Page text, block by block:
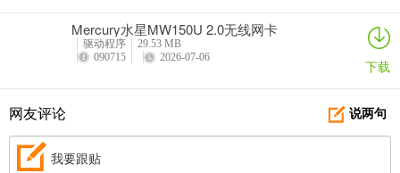
Mercury水星MW150U 2.0无线网卡
驱动程序
29.53 MB
090715
2026-07-06 下载
说两句
网友评论
我要跟贴